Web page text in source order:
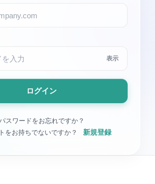
表示
ログイン
パスワードをお忘れですか？
をお持ちでないですか？
新規登録